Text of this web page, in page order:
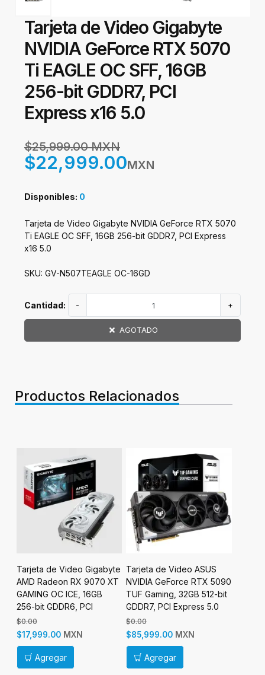
Tarjeta de Video Gigabyte
NVIDIA GeForce RTX 5070
Ti EAGLE OC SFF, 16GB
256-bit GDDR7, PCI
Express x16 5.0
$25,999.00 MXN
$22,999.00MXN
Disponibles: 0
Tarjeta de Video Gigabyte NVIDIA GeForce RTX 5070
Ti EAGLE OC SFF, 16GB 256-bit GDDR7, PCI Express
x16 5.0
SKU: GV-N507TEAGLE OC-16GD
Cantidad: - +
AGOTADO
Productos Relacionados
Tarjeta de Video Gigabyte
AMD Radeon RX 9070 XT
GAMING OC ICE, 16GB
256-bit GDDR6, PCI
Express 5.0
$0.00
$17,999.00 MXN
Agregar
Tarjeta de Video ASUS
NVIDIA GeForce RTX 5090
TUF Gaming, 32GB 512-bit
GDDR7, PCI Express 5.0
$0.00
$85,999.00 MXN
Agregar